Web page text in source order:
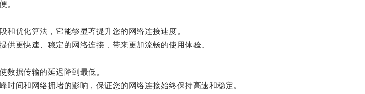
。
优化算法，它能够显著提升您的网络连接速度。
更快速、稳定的网络连接，带来更加流畅的使用体验。
据传输的延迟降到最低。
间和网络拥堵的影响，保证您的网络连接始终保持高速和稳定。